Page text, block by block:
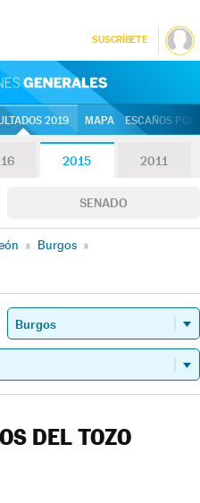
SUSCRÍBETE
2019 MAPA ESCAÑOS
2015 2011
SENADO
» Burgos »
DEL TOZO